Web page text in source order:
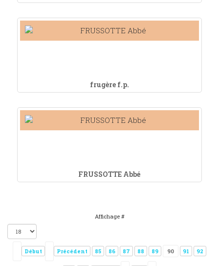
frugère f.p.
FRUSSOTTE Abbé
Affichage #
Début Précédent 85 86 87 88 89 90 91 92